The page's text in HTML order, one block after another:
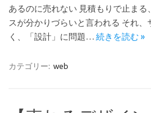
あるのに売れない 見積もりで止ま
スが分かりづらいと言われる それ
く、「設計」に問題… 続きを読む »
カテゴリー: web